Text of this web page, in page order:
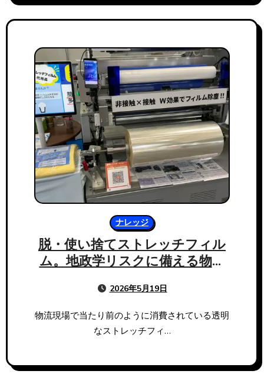
ナレッジ
脱・使い捨てストレッチフィル
ム。地政学リスクに備える物流
ップ」
2026年5月19日
物流現場で当たり前のように消費されている透明
なストレッチフィ…